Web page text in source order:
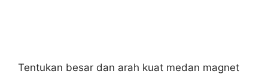
Tentukan besar dan arah kuat medan magnet